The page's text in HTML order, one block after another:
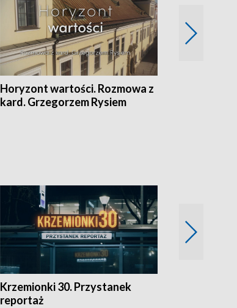
Horyzont wartości. Rozmowa z
kard. Grzegorzem Rysiem
Krzemionki 30. Przystanek
reportaż